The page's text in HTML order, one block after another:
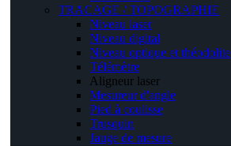
TRACAGE / TOPOGRAPHIE
Niveau laser
Niveau digital
Niveau optique et théodolite
Télémètre
Aligneur laser
Mesureur d'angle
Pied à coulisse
Trusquin
Jauge de mesure